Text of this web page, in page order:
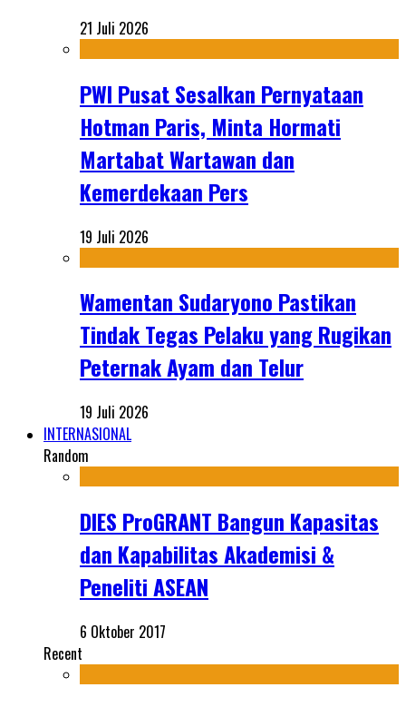
21 Juli 2026
PWI Pusat Sesalkan Pernyataan
Hotman Paris, Minta Hormati
Martabat Wartawan dan
Kemerdekaan Pers
19 Juli 2026
Wamentan Sudaryono Pastikan
Tindak Tegas Pelaku yang Rugikan
Peternak Ayam dan Telur
19 Juli 2026
INTERNASIONAL
Random
DIES ProGRANT Bangun Kapasitas
dan Kapabilitas Akademisi &
Peneliti ASEAN
6 Oktober 2017
Recent